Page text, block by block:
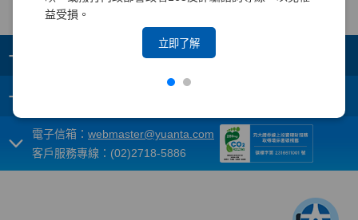
益受損。
立即了解
+
+
電子信箱： webmaster@yuanta.com
客戶服務專線：(02)2718-5886